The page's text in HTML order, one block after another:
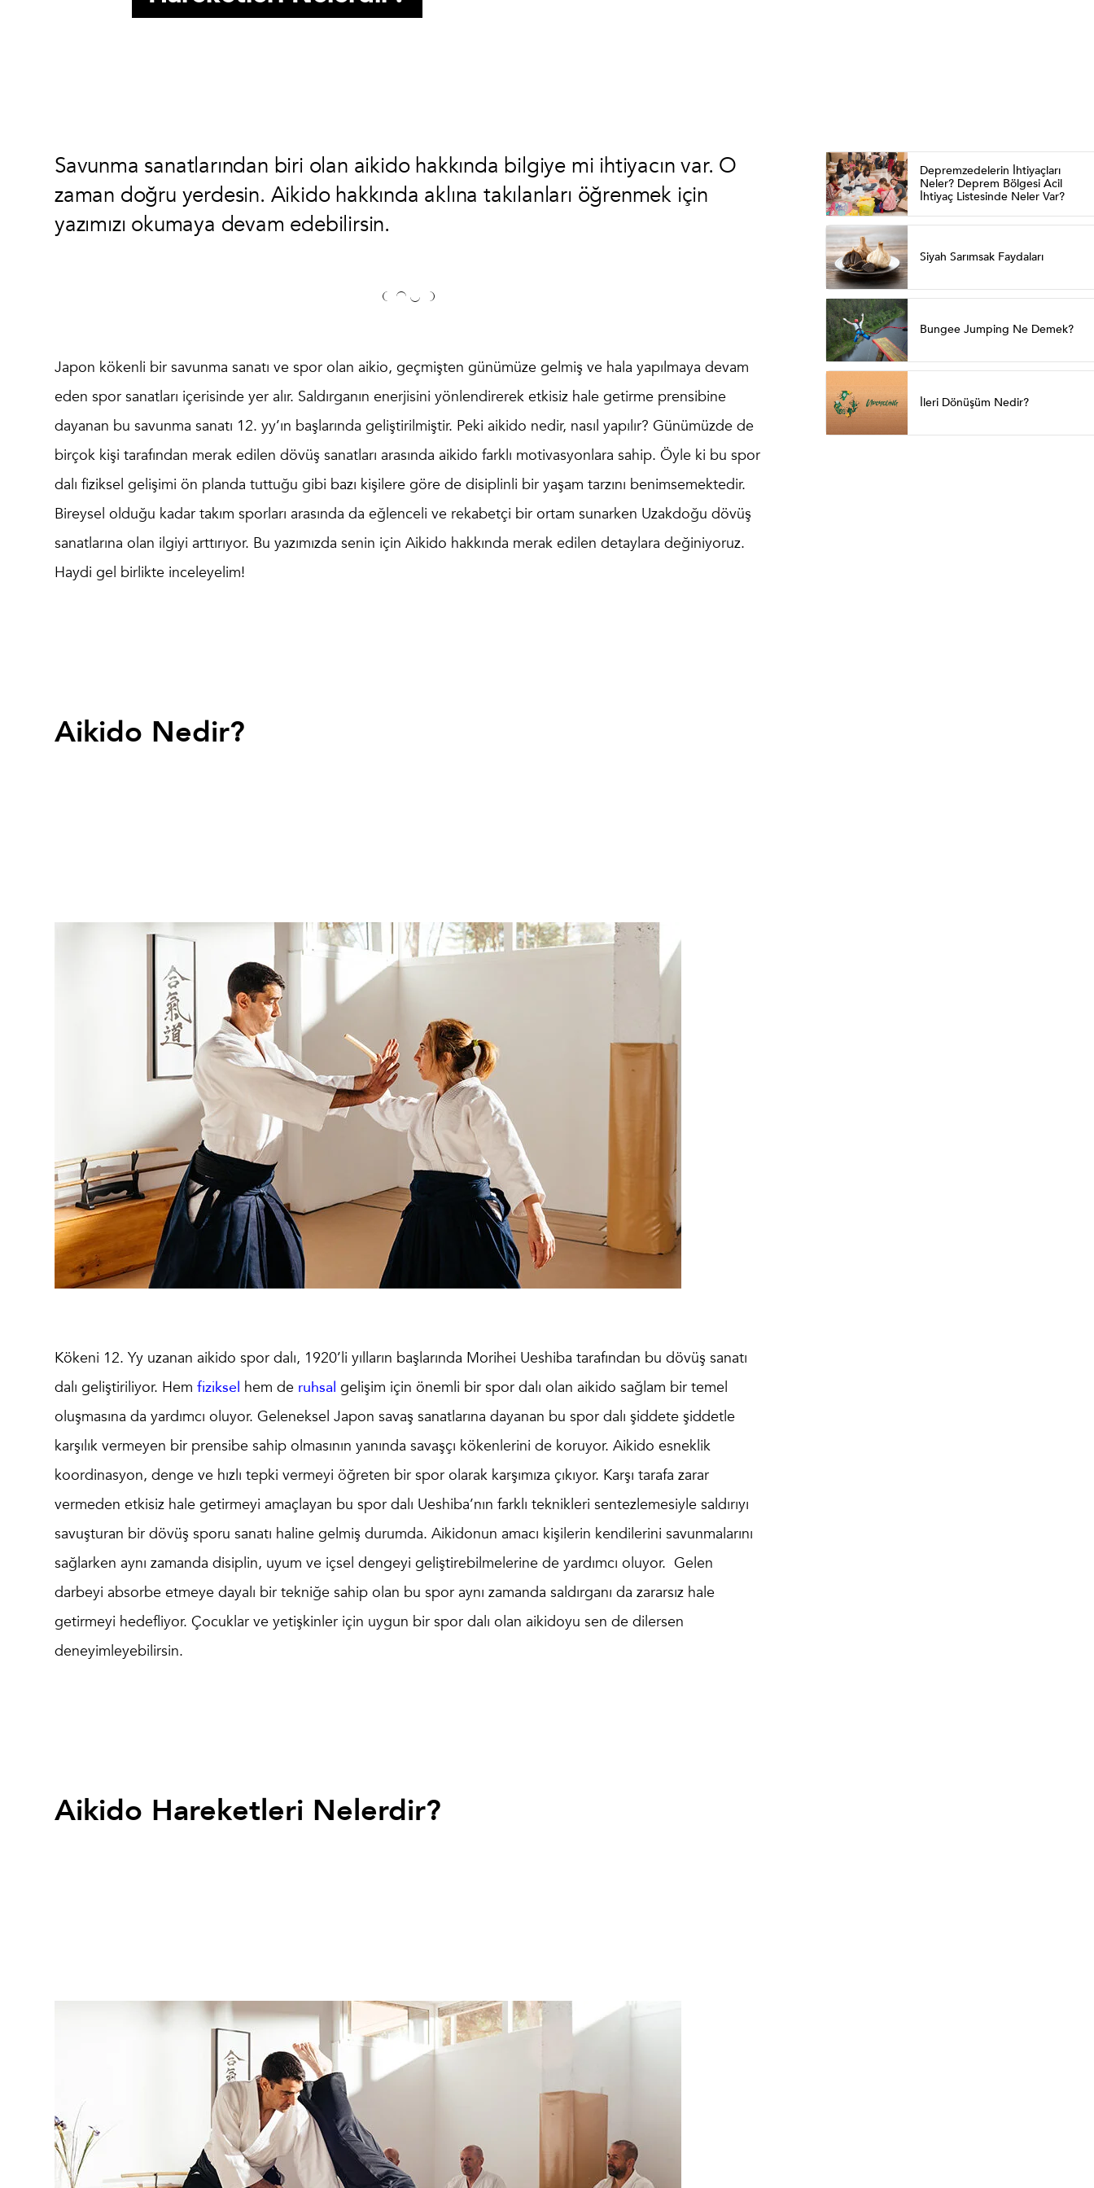
Savunma sanatlarından biri olan aikido hakkında bilgiye mi ihtiyacın var. O
zaman doğru yerdesin. Aikido hakkında aklına takılanları öğrenmek için
yazımızı okumaya devam edebilirsin.
Japon kökenli bir savunma sanatı ve spor olan aikio, geçmişten günümüze gelmiş ve hala yapılmaya devam
eden spor sanatları içerisinde yer alır. Saldırganın enerjisini yönlendirerek etkisiz hale getirme prensibine
dayanan bu savunma sanatı 12. yy’ın başlarında geliştirilmiştir. Peki aikido nedir, nasıl yapılır? Günümüzde de
birçok kişi tarafından merak edilen dövüş sanatları arasında aikido farklı motivasyonlara sahip. Öyle ki bu spor
dalı fiziksel gelişimi ön planda tuttuğu gibi bazı kişilere göre de disiplinli bir yaşam tarzını benimsemektedir.
Bireysel olduğu kadar takım sporları arasında da eğlenceli ve rekabetçi bir ortam sunarken Uzakdoğu dövüş
sanatlarına olan ilgiyi arttırıyor. Bu yazımızda senin için Aikido hakkında merak edilen detaylara değiniyoruz.
Haydi gel birlikte inceleyelim!
Aikido Nedir?
Kökeni 12. Yy uzanan aikido spor dalı, 1920’li yılların başlarında Morihei Ueshiba tarafından bu dövüş sanatı
dalı geliştiriliyor. Hem fiziksel hem de ruhsal gelişim için önemli bir spor dalı olan aikido sağlam bir temel
oluşmasına da yardımcı oluyor. Geleneksel Japon savaş sanatlarına dayanan bu spor dalı şiddete şiddetle
karşılık vermeyen bir prensibe sahip olmasının yanında savaşçı kökenlerini de koruyor. Aikido esneklik
koordinasyon, denge ve hızlı tepki vermeyi öğreten bir spor olarak karşımıza çıkıyor. Karşı tarafa zarar
vermeden etkisiz hale getirmeyi amaçlayan bu spor dalı Ueshiba’nın farklı teknikleri sentezlemesiyle saldırıyı
savuşturan bir dövüş sporu sanatı haline gelmiş durumda. Aikidonun amacı kişilerin kendilerini savunmalarını
sağlarken aynı zamanda disiplin, uyum ve içsel dengeyi geliştirebilmelerine de yardımcı oluyor. Gelen
darbeyi absorbe etmeye dayalı bir tekniğe sahip olan bu spor aynı zamanda saldırganı da zararsız hale
getirmeyi hedefliyor. Çocuklar ve yetişkinler için uygun bir spor dalı olan aikidoyu sen de dilersen
deneyimleyebilirsin.
Aikido Hareketleri Nelerdir?
Depremzedelerin İhtiyaçları
Neler? Deprem Bölgesi Acil
İhtiyaç Listesinde Neler Var?
Siyah Sarımsak Faydaları
Bungee Jumping Ne Demek?
İleri Dönüşüm Nedir?